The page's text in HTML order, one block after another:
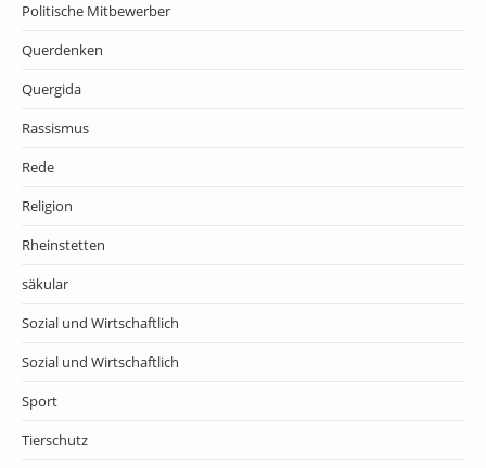
Politische Mitbewerber
Querdenken
Quergida
Rassismus
Rede
Religion
Rheinstetten
säkular
Sozial und Wirtschaftlich
Sozial und Wirtschaftlich
Sport
Tierschutz